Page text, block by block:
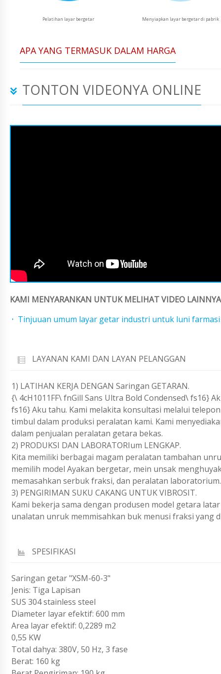
Pelatihan layar bergetar Menyiapkan layar bergetar di pabrik
APA YANG TERMASUK DALAM HARGA
TONTON VIDEONYA ONLINE
KAMI MENYARANKAN UNTUK MELIHAT VIDEO
Tinjuuan umum layar getar industri untuk luni farmasi
LAYANAN KAMI DAN LAYAN PELANGGAN
1) LATIHAN KERJA DENGAN Saringan GETARAN.
{\ 4cH1011FF\ fnGill Sans Ultra Bold Condensed\ fs16}
fs16} Aku tahu. Kami melakita konsultasi melalui
timbul dalam produksi peralatan kami. Kami
dalam penjualan peralatan getara bekas.
2) PRODUKSI DAN LABORATORIum LENGKAP.
Kita memiliki berbagai magam peralatan tambahan
memilih model Ayakan bergetar, mein unsak
memasahkan serbuk fraksi, dan peralatan laboratorium.
3) PENGIRIMAN SUKU CAKANG UNTUK VIBROSIT.
Kami bekerja sama dengan produsen model getara
unalatan unruk memmisahkan buk menusi fraksi yang
SPESIFIKASI
Saringan getar "XSM-60-3"
Jenis: Tiga Lapisan
SUS 304 stainless steel
Diameter layar efektif: 600 mm
Area layar efektif: 0,2289 m2
0,55 KW
Total dahya: 380V, 50 Hz, 3 fase
Berat: 160 kg